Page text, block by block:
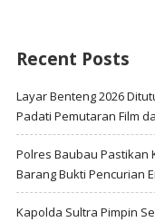
Recent Posts
Layar Benteng 2026
Padati Pemutaran Film
Polres Baubau Pastikan
Barang Bukti Pencurian
Kapolda Sultra Pimpin